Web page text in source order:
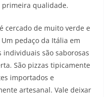
primeira qualidade.
cercado de muito verde e
pedaço da Itália em
individuais são saborosas
São pizzas tipicamente
importados e
artesanal. Vale deixar